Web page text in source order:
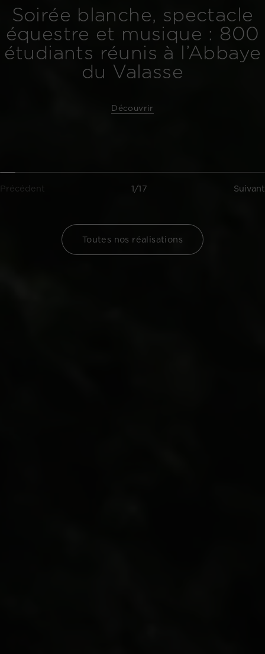
Soirée blanche, spectacle
équestre et musique : 800
étudiants réunis à l’Abbaye
du Valasse
Découvrir
Précédent 1/17 Suivant
Toutes nos réalisations